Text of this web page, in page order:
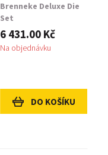
Brenneke Deluxe Die
Set
6 431.00 Kč
Na objednávku
DO KOŠÍKU